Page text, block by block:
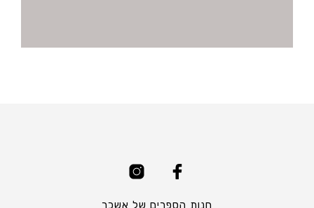
חנות הספרים של אשכר